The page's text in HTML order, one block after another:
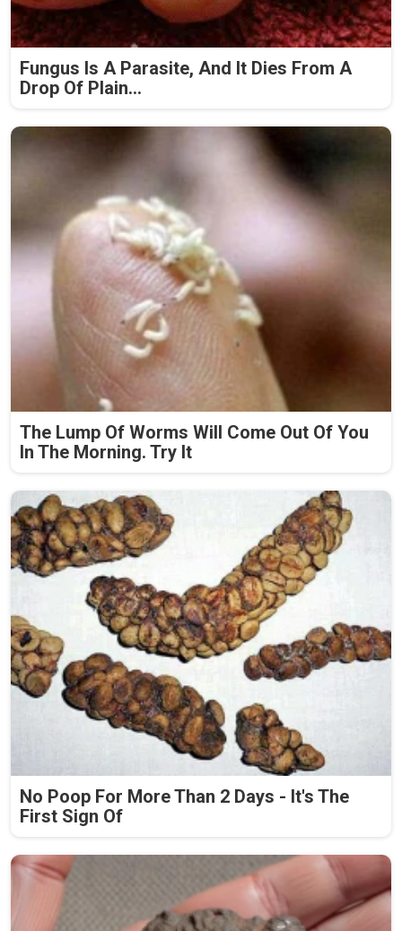
Fungus Is A Parasite, And It Dies From A
Drop Of Plain...
The Lump Of Worms Will Come Out Of You
In The Morning. Try It
No Poop For More Than 2 Days - It's The
First Sign Of